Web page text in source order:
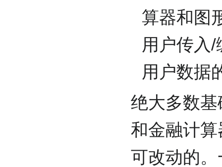
算器和图
用户传入
用户数据
绝大多数
和金融计
可改动的